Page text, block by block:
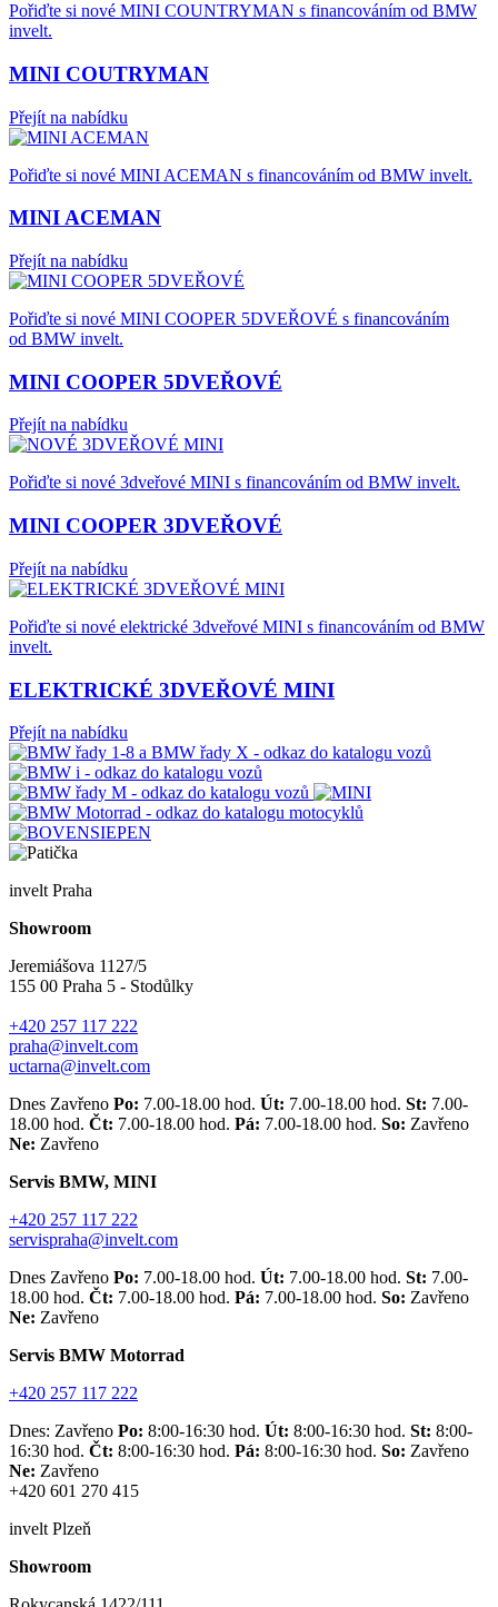
Pořiďte si nové MINI COUNTRYMAN s financováním od BMW
invelt.
MINI COUTRYMAN
Přejít na nabídku
Pořiďte si nové MINI ACEMAN s financováním od BMW invelt.
MINI ACEMAN
Přejít na nabídku
Pořiďte si nové MINI COOPER 5DVEŘOVÉ s financováním
od BMW invelt.
MINI COOPER 5DVEŘOVÉ
Přejít na nabídku
Pořiďte si nové 3dveřové MINI s financováním od BMW invelt.
MINI COOPER 3DVEŘOVÉ
Přejít na nabídku
Pořiďte si nové elektrické 3dveřové MINI s financováním od BMW
invelt.
ELEKTRICKÉ 3DVEŘOVÉ MINI
Přejít na nabídku
invelt Praha
Showroom
Jeremiášova 1127/5
155 00 Praha 5 - Stodůlky
+420 257 117 222
praha@invelt.com
uctarna@invelt.com
Dnes Zavřeno Po: 7.00-18.00 hod. Út: 7.00-18.00 hod. St: 7.00-
18.00 hod. Čt: 7.00-18.00 hod. Pá: 7.00-18.00 hod. So: Zavřeno
Ne: Zavřeno
Servis BMW, MINI
+420 257 117 222
servispraha@invelt.com
Dnes Zavřeno Po: 7.00-18.00 hod. Út: 7.00-18.00 hod. St: 7.00-
18.00 hod. Čt: 7.00-18.00 hod. Pá: 7.00-18.00 hod. So: Zavřeno
Ne: Zavřeno
Servis BMW Motorrad
+420 257 117 222
Dnes: Zavřeno Po: 8:00-16:30 hod. Út: 8:00-16:30 hod. St: 8:00-
16:30 hod. Čt: 8:00-16:30 hod. Pá: 8:00-16:30 hod. So: Zavřeno
Ne: Zavřeno
+420 601 270 415
invelt Plzeň
Showroom